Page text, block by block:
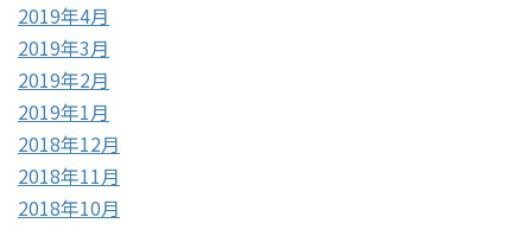
2019年4月
2019年3月
2019年2月
2019年1月
2018年12月
2018年11月
2018年10月